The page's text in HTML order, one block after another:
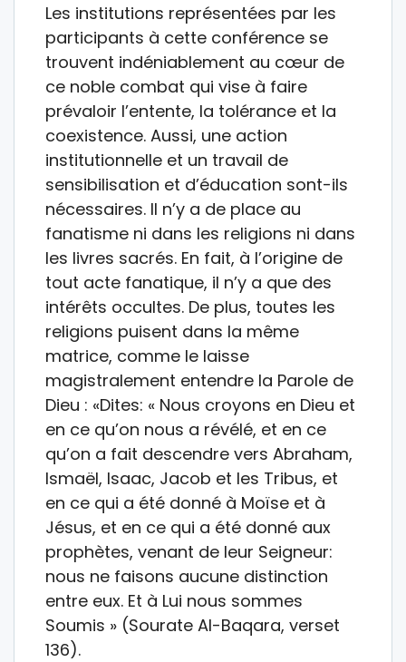
Les institutions représentées par les
participants à cette conférence se
trouvent indéniablement au cœur de
ce noble combat qui vise à faire
prévaloir l’entente, la tolérance et la
coexistence. Aussi, une action
institutionnelle et un travail de
sensibilisation et d’éducation sont-ils
nécessaires. Il n’y a de place au
fanatisme ni dans les religions ni dans
les livres sacrés. En fait, à l’origine de
tout acte fanatique, il n’y a que des
intérêts occultes. De plus, toutes les
religions puisent dans la même
matrice, comme le laisse
magistralement entendre la Parole de
Dieu : «Dites: « Nous croyons en Dieu et
en ce qu’on nous a révélé, et en ce
qu’on a fait descendre vers Abraham,
Ismaël, Isaac, Jacob et les Tribus, et
en ce qui a été donné à Moïse et à
Jésus, et en ce qui a été donné aux
prophètes, venant de leur Seigneur:
nous ne faisons aucune distinction
entre eux. Et à Lui nous sommes
Soumis » (Sourate Al-Baqara, verset
136).